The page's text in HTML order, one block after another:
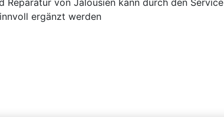
Reparatur von Jalousien kann durch den Service
ergänzt werden